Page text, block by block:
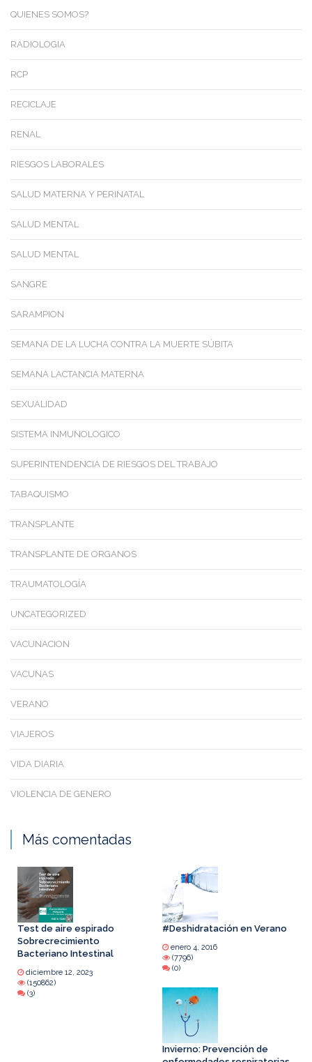
QUIENES SOMOS?
RADIOLOGIA
RCP
RECICLAJE
RENAL
RIESGOS LABORALES
SALUD MATERNA Y PERINATAL
SALUD MENTAL
SALUD MENTAL
SANGRE
SARAMPION
SEMANA DE LA LUCHA CONTRA LA MUERTE SÚBITA
SEMANA LACTANCIA MATERNA
SEXUALIDAD
SISTEMA INMUNOLOGICO
SUPERINTENDENCIA DE RIESGOS DEL TRABAJO
TABAQUISMO
TRANSPLANTE
TRANSPLANTE DE ORGANOS
TRAUMATOLOGÍA
UNCATEGORIZED
VACUNACION
VACUNAS
VERANO
VIAJEROS
VIDA DIARIA
VIOLENCIA DE GENERO
Más comentadas
Test de aire espirado
Sobrecrecimiento
Bacteriano Intestinal
diciembre 12, 2023
(150862)
(3)
#Deshidratación en Verano
enero 4, 2016
(7796)
(0)
Invierno: Prevención de